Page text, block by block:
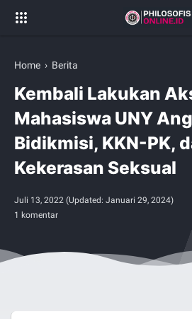
Home › Berita
Kembali Lakukan
Mahasiswa UNY
Bidikmisi, KKN-PK,
Kekerasan Seksual
Juli 13, 2022 (Updated: Januari 29, 2024)
1 komentar